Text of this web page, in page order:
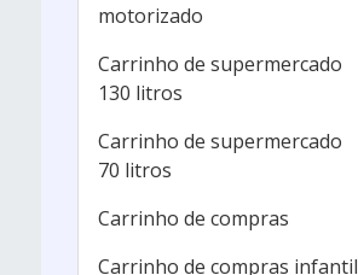
motorizado
Carrinho de supermercado
130 litros
Carrinho de supermercado
70 litros
Carrinho de compras
Carrinho de compras infantil